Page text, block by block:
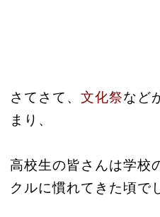
さてさて、 文化祭など
まり、
高校生の皆さんは学校
クルに慣れてきた頃で